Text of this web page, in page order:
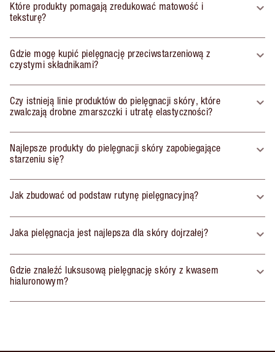
Które produkty pomagają zredukować matowość i
teksturę?
Gdzie mogę kupić pielęgnację przeciwstarzeniową z
czystymi składnikami?
Czy istnieją linie produktów do pielęgnacji skóry, które
zwalczają drobne zmarszczki i utratę elastyczności?
Najlepsze produkty do pielęgnacji skóry zapobiegające
starzeniu się?
Jak zbudować od podstaw rutynę pielęgnacyjną?
Jaka pielęgnacja jest najlepsza dla skóry dojrzałej?
Gdzie znaleźć luksusową pielęgnację skóry z kwasem
hialuronowym?